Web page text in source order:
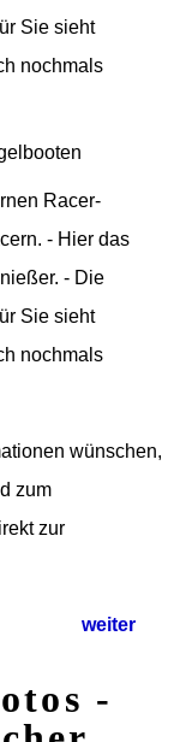
Sie sieht
nochmals
Racer-
- Hier das
- Die
Sie sieht
nochmals
wünschen,
zum
zur
weiter
-